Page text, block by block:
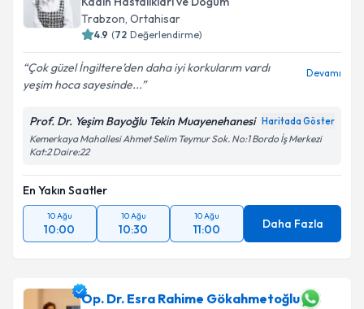
Trabzon, Ortahisar
4.9 (72 Değerlendirme)
Çok güzel İngiltere’den daha iyi korkularım vardı
yeşim hoca sayesinde...
Devamı
Prof. Dr. Yeşim Bayoğlu Tekin Muayenehanesi Haritada Göster
Kemerkaya Mahallesi Ahmet Selim Teymur Sok. No:1 Bordo İş Merkezi
Kat:2 Daire:22
En Yakın Saatler
10 Ağu
10:00
10 Ağu
10:30
10 Ağu
11:00 Daha Fazla
Op. Dr. Esra Rahime Gökahmetoğlu